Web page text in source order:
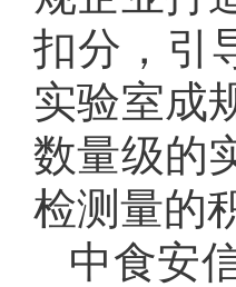
扣分，引
实验室成
数量级的
检测量的
中食安